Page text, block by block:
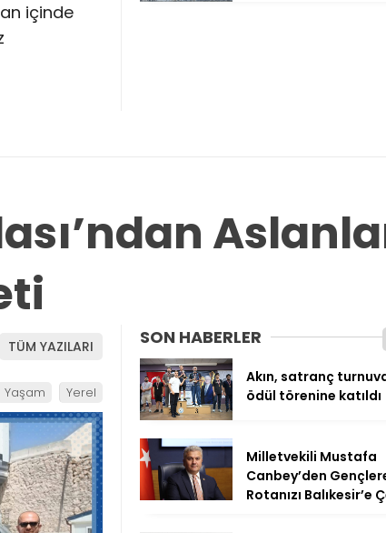
içinde
TÜM YAZILARI
Yaşam Yerel
SON HABERLER
Akın, satranç
ödül törenine katıldı
Milletvekili Mustafa
Canbey’den
Rotanızı Balıkesir’e